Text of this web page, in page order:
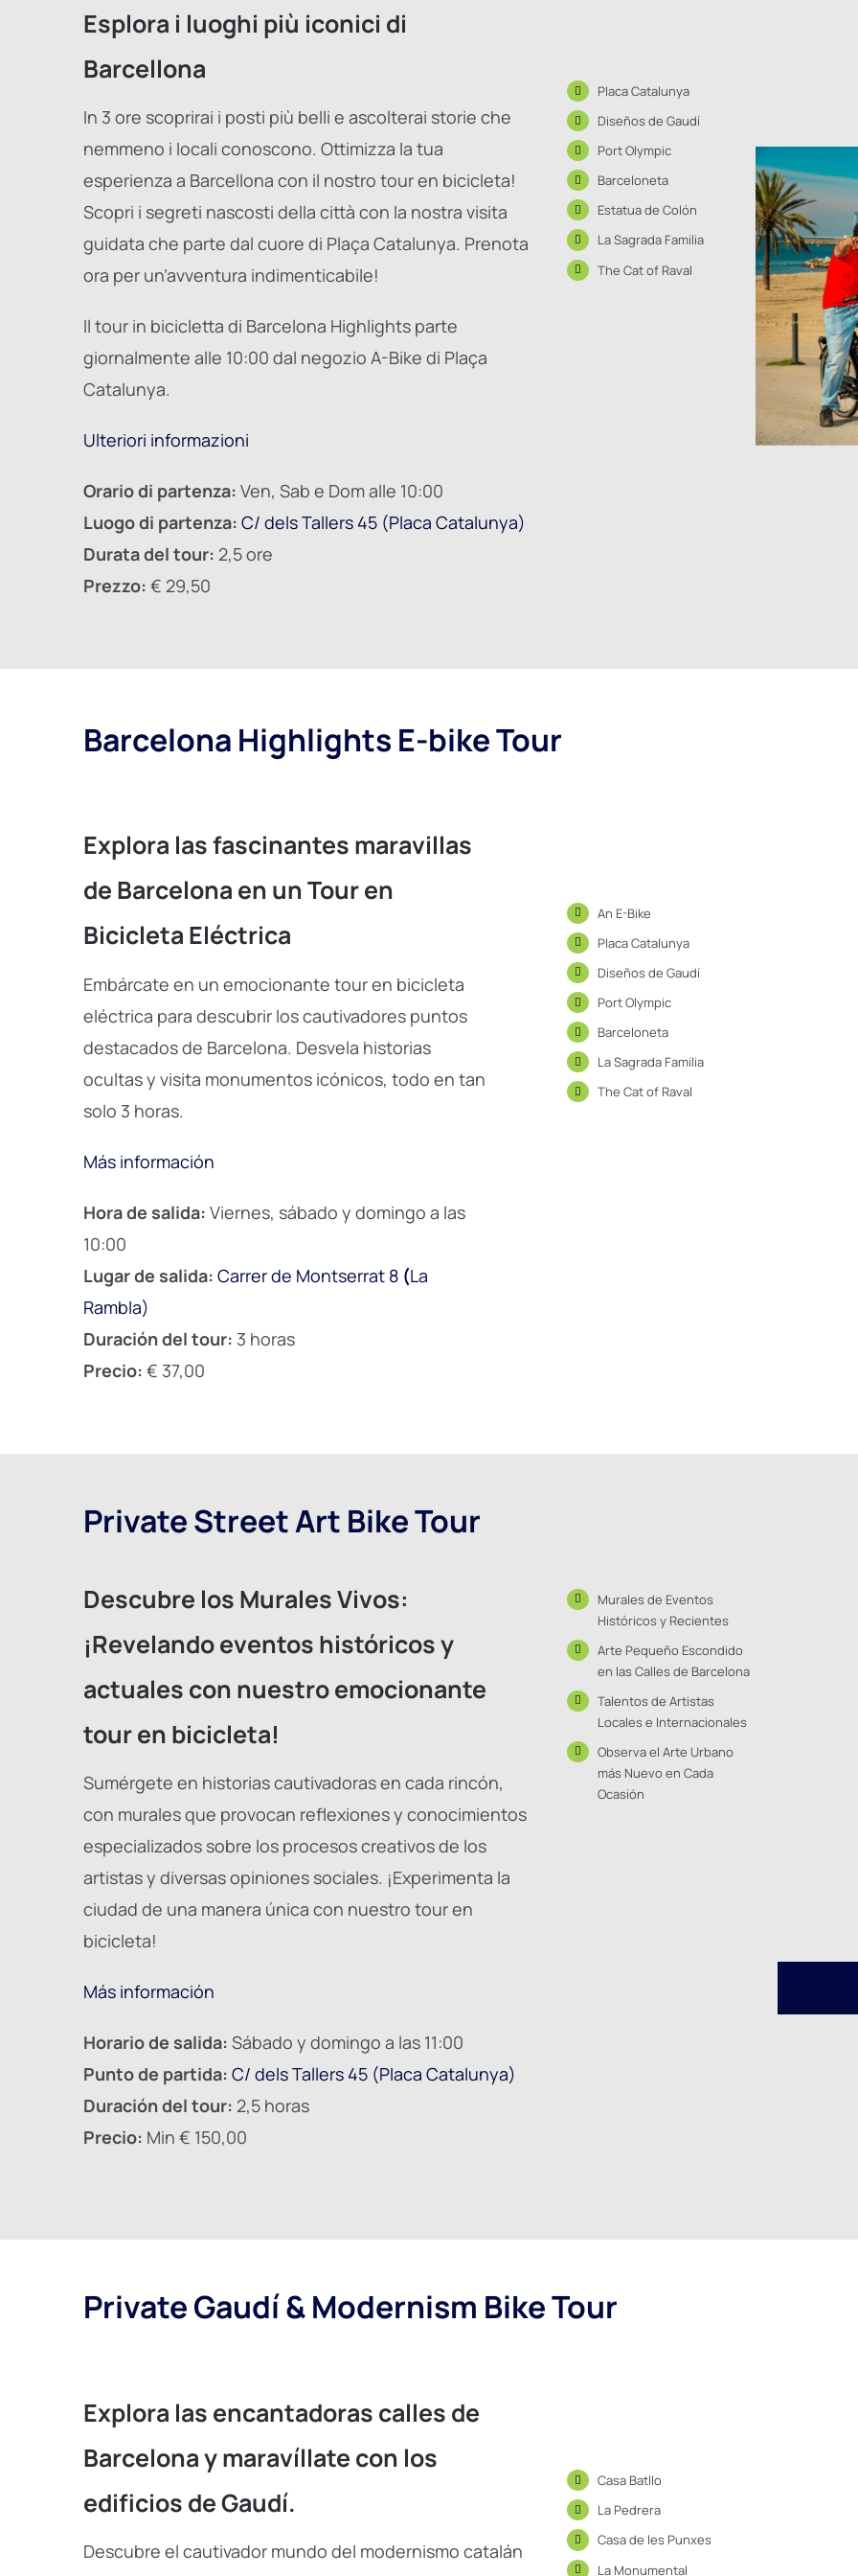
Esplora i luoghi più iconici di
Barcellona
In 3 ore scoprirai i posti più belli e ascolterai storie che
nemmeno i locali conoscono. Ottimizza la tua
esperienza a Barcellona con il nostro tour en bicicleta!
Scopri i segreti nascosti della città con la nostra visita
guidata che parte dal cuore di Plaça Catalunya. Prenota
ora per un’avventura indimenticabile!
Il tour in bicicletta di Barcelona Highlights parte
giornalmente alle 10:00 dal negozio A-Bike di Plaça
Catalunya.
Ulteriori informazioni
Orario di partenza: Ven, Sab e Dom alle 10:00
Luogo di partenza: C/ dels Tallers 45 (Placa Catalunya)
Durata del tour: 2,5 ore
Prezzo: € 29,50
Placa Catalunya
Diseños de Gaudí
Port Olympic
Barceloneta
Estatua de Colón
La Sagrada Familia
The Cat of Raval
Barcelona Highlights E-bike Tour
Explora las fascinantes maravillas
de Barcelona en un Tour en
Bicicleta Eléctrica
Embárcate en un emocionante tour en bicicleta
eléctrica para descubrir los cautivadores puntos
destacados de Barcelona. Desvela historias
ocultas y visita monumentos icónicos, todo en tan
solo 3 horas.
Más información
Hora de salida: Viernes, sábado y domingo a las
10:00
Lugar de salida: Carrer de Montserrat 8 (La
Rambla)
Duración del tour: 3 horas
Precio: € 37,00
An E-Bike
Placa Catalunya
Diseños de Gaudí
Port Olympic
Barceloneta
La Sagrada Familia
The Cat of Raval
Private Street Art Bike Tour
Descubre los Murales Vivos:
¡Revelando eventos históricos y
actuales con nuestro emocionante
tour en bicicleta!
Sumérgete en historias cautivadoras en cada rincón,
con murales que provocan reflexiones y conocimientos
especializados sobre los procesos creativos de los
artistas y diversas opiniones sociales. ¡Experimenta la
ciudad de una manera única con nuestro tour en
bicicleta!
Más información
Horario de salida: Sábado y domingo a las 11:00
Punto de partida: C/ dels Tallers 45 (Placa Catalunya)
Duración del tour: 2,5 horas
Precio: Min € 150,00
Murales de Eventos
Históricos y Recientes
Arte Pequeño Escondido
en las Calles de Barcelona
Talentos de Artistas
Locales e Internacionales
Observa el Arte Urbano
más Nuevo en Cada
Ocasión
Private Gaudí & Modernism Bike Tour
Explora las encantadoras calles de
Barcelona y maravíllate con los
edificios de Gaudí.
Descubre el cautivador mundo del modernismo catalán
Casa Batllo
La Pedrera
Casa de les Punxes
La Monumental